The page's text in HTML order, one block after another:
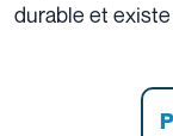
durable et